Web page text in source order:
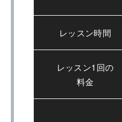
レッスン時間
レッスン1回の
料金